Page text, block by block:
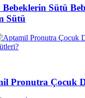
Sütü
Sütü
Pronutra Çocuk